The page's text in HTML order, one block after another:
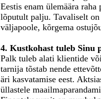
Eestis enam ülemäära
lõputult palju. Tavaliselt on
väljapoole, kõrgema
4. Kustkohast tuleb Sinu
Palk tuleb alati klientide
tarnija tõstab nende
äri kasvatamise eest.
üllastele